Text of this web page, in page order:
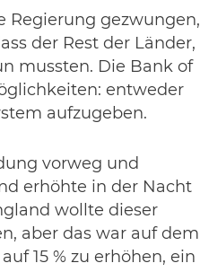
Regierung gezwungen,
der Rest der Länder,
mussten. Die Bank of
entweder
aufzugeben.
vorweg und
erhöhte in der Nacht
wollte dieser
aber das war auf dem
15 % zu erhöhen, ein